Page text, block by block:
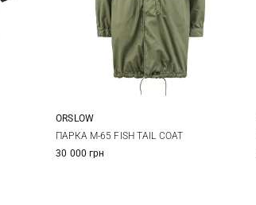
2 3 4
ORSLOW
ПАРКА M-65 FISH TAIL COAT
30 000 грн